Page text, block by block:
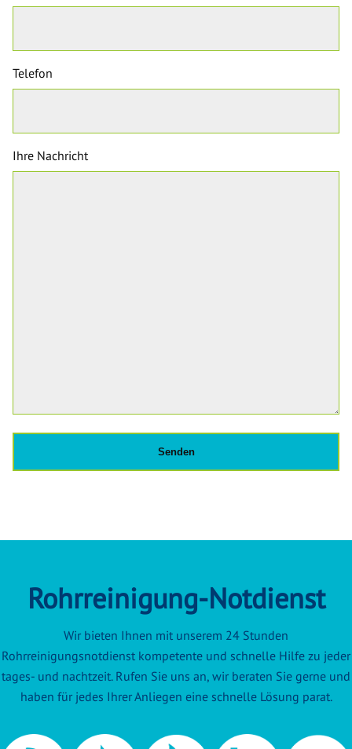
Telefon
Ihre Nachricht
Rohrreinigung-Notdienst
Wir bieten Ihnen mit unserem 24 Stunden
Rohrreinigungsnotdienst kompetente und schnelle Hilfe zu jeder
tages- und nachtzeit. Rufen Sie uns an, wir beraten Sie gerne und
haben für jedes Ihrer Anliegen eine schnelle Lösung parat.